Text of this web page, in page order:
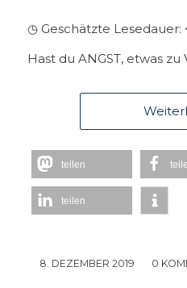
◷ Geschätzte Lesedauer:
Hast du ANGST, etwas zu
teilen
teilen
8. DEZEMBER 2019
/ 0